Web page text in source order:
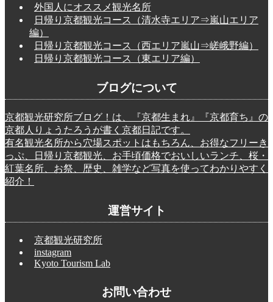
外国人にオススメ観光名所
日帰り京都観光コース（清水寺エリア⇒嵐山エリア
編）
日帰り京都観光コース（西エリア嵐山⇒嵯峨野編）
日帰り京都観光コース（東エリア編）
ブログについて
京都観光研究所ブログ！は、『京都生まれ』『京都育ち』の
京都人りょうたろうが書く京都日記です。
有名観光名所から穴場スポットはもちろん、お得なフリーき
っぷ、日帰り京都観光、お手頃価格でおいしいランチ、桜・
紅葉名所、お祭、歴史、雑学など写真を使ってわかりやすく
紹介！
運営サイト
京都観光研究所
instagram
Kyoto Tourism Lab
お問い合わせ